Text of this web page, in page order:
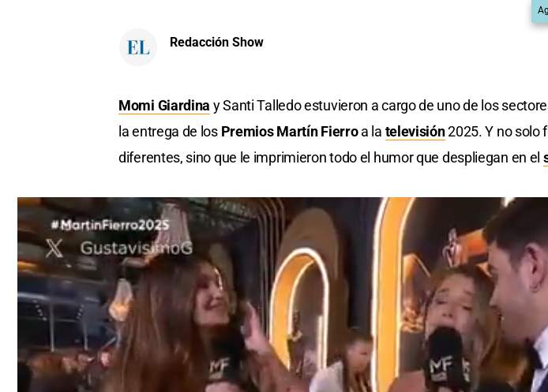
Redacción Show
Momi Giardina y Santi Talledo estuvieron a cargo de uno de los
la entrega de los Premios Martín Fierroa la televisión2025. Y no solo
diferentes, sino que le imprimieron todo el humor que despliegan en el